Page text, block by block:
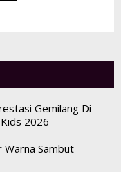
Gemilang Di
2026
Warna Sambut